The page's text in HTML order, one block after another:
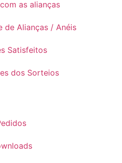
as alianças
de Alianças / Anéis
Satisfeitos
dos Sorteios